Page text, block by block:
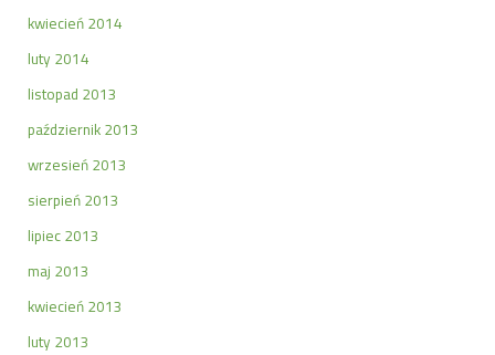
kwiecień 2014
luty 2014
listopad 2013
październik 2013
wrzesień 2013
sierpień 2013
lipiec 2013
maj 2013
kwiecień 2013
luty 2013